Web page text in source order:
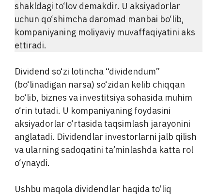
shakldagi to‘lov demakdir. U aksiyadorlar
uchun qo‘shimcha daromad manbai bo‘lib,
kompaniyaning moliyaviy muvaffaqiyatini aks
ettiradi.
Dividend so‘zi lotincha “dividendum”
(bo‘linadigan narsa) so‘zidan kelib chiqqan
bo‘lib, biznes va investitsiya sohasida muhim
o‘rin tutadi. U kompaniyaning foydasini
aksiyadorlar o‘rtasida taqsimlash jarayonini
anglatadi. Dividendlar investorlarni jalb qilish
va ularning sadoqatini ta’minlashda katta rol
o‘ynaydi.
Ushbu maqola dividendlar haqida to‘liq